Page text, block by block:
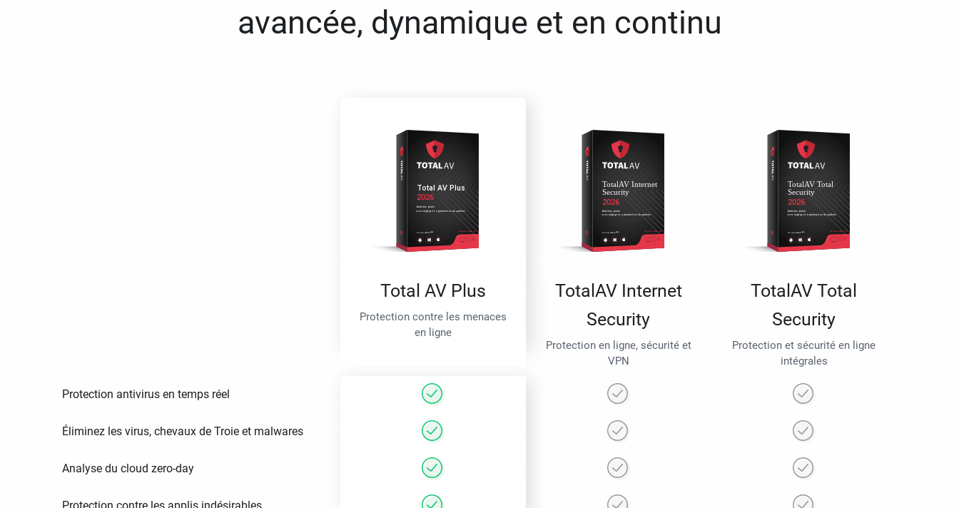
avancée, dynamique et en continu
Total AV Plus
Protection contre les menaces
en ligne
TotalAV Internet
Security
Protection en ligne, sécurité et
VPN
TotalAV Total
Security
Protection et sécurité en ligne
intégrales
Protection antivirus en temps réel
Éliminez les virus, chevaux de Troie et malwares
Analyse du cloud zero-day